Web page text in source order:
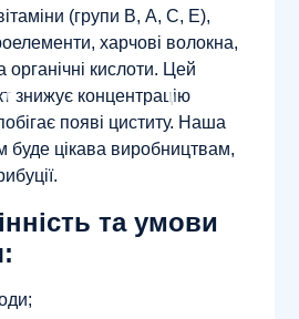
(групи В, А, С, Е),
харчові волокна,
органічні кислоти. Цей
знижує концентрацію
появі циститу. Наша
буде цікава виробництвам,
та умови